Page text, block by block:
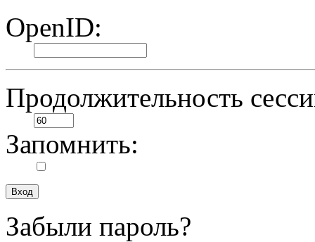
OpenID:
Продолжительность
Запомнить:
Забыли пароль?